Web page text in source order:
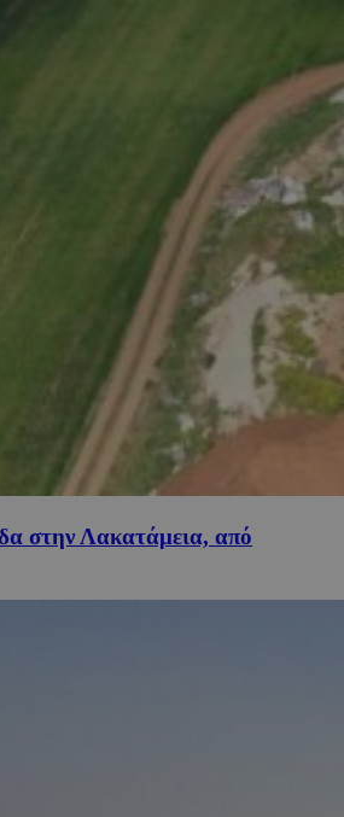
στην Λακατάμεια, από